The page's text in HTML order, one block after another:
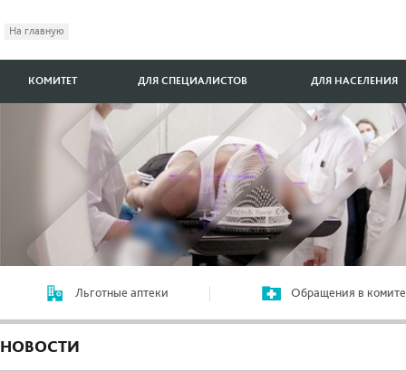
На главную
КОМИТЕТ ДЛЯ СПЕЦИАЛИСТОВ ДЛЯ НАСЕЛЕНИЯ
Льготные аптеки Обращения в
НОВОСТИ